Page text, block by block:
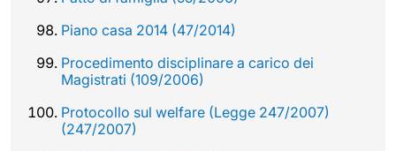
Piano casa 2014 (47/2014)
Procedimento disciplinare a carico dei
Magistrati (109/2006)
Protocollo sul welfare (Legge 247/2007)
(247/2007)